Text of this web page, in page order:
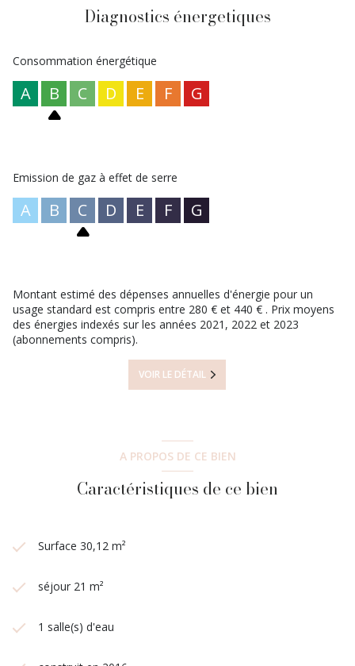
Diagnostics énergetiques
Consommation énergétique
A B C D E F G
Emission de gaz à effet de serre
A B C D E F G
Montant estimé des dépenses annuelles d'énergie pour un
usage standard est compris entre 280 € et 440 € . Prix moyens
des énergies indexés sur les années 2021, 2022 et 2023
(abonnements compris).
VOIR LE DÉTAIL
A PROPOS DE CE BIEN
Caractéristiques de ce bien
Surface 30,12 m²
séjour 21 m²
1 salle(s) d'eau